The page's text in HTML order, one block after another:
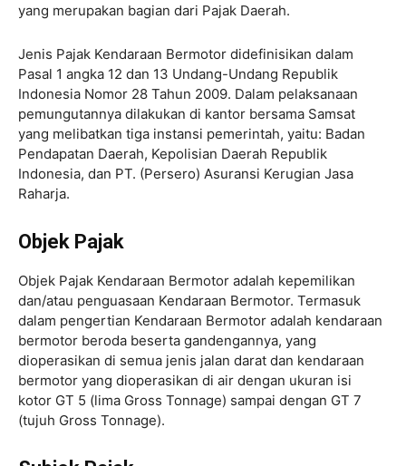
yang merupakan bagian dari Pajak Daerah.
Jenis Pajak Kendaraan Bermotor didefinisikan dalam
Pasal 1 angka 12 dan 13 Undang-Undang Republik
Indonesia Nomor 28 Tahun 2009. Dalam pelaksanaan
pemungutannya dilakukan di kantor bersama Samsat
yang melibatkan tiga instansi pemerintah, yaitu: Badan
Pendapatan Daerah, Kepolisian Daerah Republik
Indonesia, dan PT. (Persero) Asuransi Kerugian Jasa
Raharja.
Objek Pajak
Objek Pajak Kendaraan Bermotor adalah kepemilikan
dan/atau penguasaan Kendaraan Bermotor. Termasuk
dalam pengertian Kendaraan Bermotor adalah kendaraan
bermotor beroda beserta gandengannya, yang
dioperasikan di semua jenis jalan darat dan kendaraan
bermotor yang dioperasikan di air dengan ukuran isi
kotor GT 5 (lima Gross Tonnage) sampai dengan GT 7
(tujuh Gross Tonnage).